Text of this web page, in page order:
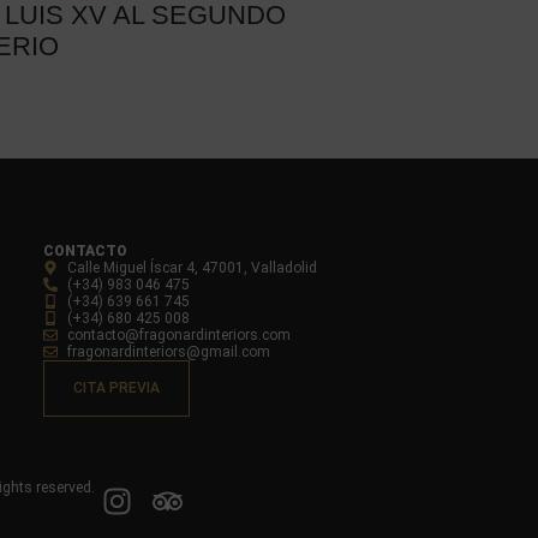
LUIS XV AL SEGUNDO
CONTACTO
Calle Miguel Íscar 4, 47001, Valladolid
(+34) 983 046 475
(+34) 639 661 745
(+34) 680 425 008
contacto@fragonardinteriors.com
fragonardinteriors@gmail.com
CITA PREVIA
reserved.